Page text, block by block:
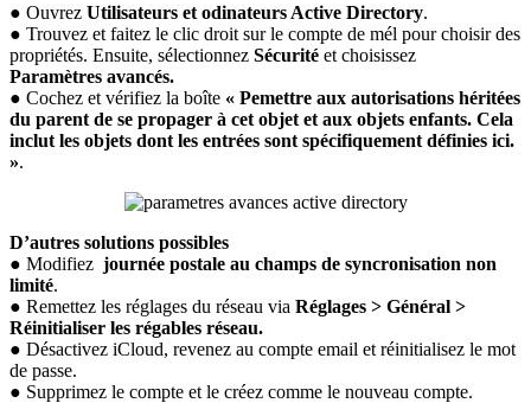
● Ouvrez Utilisateurs et odinateurs Active Directory.
● Trouvez et faitez le clic droit sur le compte de mél pour choisir des
propriétés. Ensuite, sélectionnez Sécurité et choisissez
Paramètres avancés.
● Cochez et vérifiez la boîte « Pemettre aux autorisations héritées
du parent de se propager à cet objet et aux objets enfants. Cela
inclut les objets dont les entrées sont spécifiquement définies ici.
».
D’autres solutions possibles
● Modifiez journée postale au champs de syncronisation non
limité.
● Remettez les réglages du réseau via Réglages > Général >
Réinitialiser les régables réseau.
● Désactivez iCloud, revenez au compte email et réinitialisez le mot
de passe.
● Supprimez le compte et le créez comme le nouveau compte.